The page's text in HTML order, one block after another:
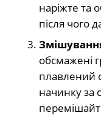
наріжте та
після чого
обсмажені
плавлений
начинку за